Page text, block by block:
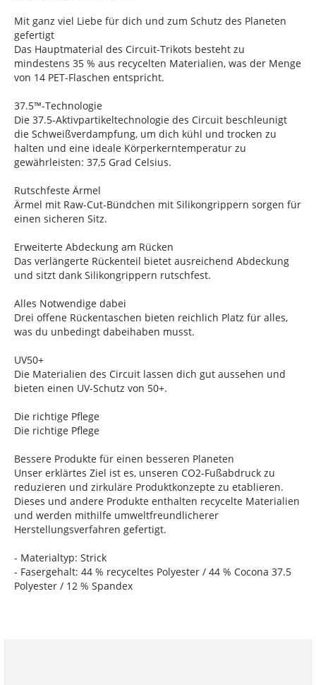
Mit ganz viel Liebe für dich und zum Schutz des Planeten
gefertigt
Das Hauptmaterial des Circuit-Trikots besteht zu
mindestens 35 % aus recycelten Materialien, was der Menge
von 14 PET-Flaschen entspricht.
37.5™-Technologie
Die 37.5-Aktivpartikeltechnologie des Circuit beschleunigt
die Schweißverdampfung, um dich kühl und trocken zu
halten und eine ideale Körperkerntemperatur zu
gewährleisten: 37,5 Grad Celsius.
Rutschfeste Ärmel
Ärmel mit Raw-Cut-Bündchen mit Silikongrippern sorgen für
einen sicheren Sitz.
Erweiterte Abdeckung am Rücken
Das verlängerte Rückenteil bietet ausreichend Abdeckung
und sitzt dank Silikongrippern rutschfest.
Alles Notwendige dabei
Drei offene Rückentaschen bieten reichlich Platz für alles,
was du unbedingt dabeihaben musst.
UV50+
Die Materialien des Circuit lassen dich gut aussehen und
bieten einen UV-Schutz von 50+.
Die richtige Pflege
Die richtige Pflege
Bessere Produkte für einen besseren Planeten
Unser erklärtes Ziel ist es, unseren CO2-Fußabdruck zu
reduzieren und zirkuläre Produktkonzepte zu etablieren.
Dieses und andere Produkte enthalten recycelte Materialien
und werden mithilfe umweltfreundlicherer
Herstellungsverfahren gefertigt.
- Materialtyp: Strick
- Fasergehalt: 44 % recyceltes Polyester / 44 % Cocona 37.5
Polyester / 12 % Spandex